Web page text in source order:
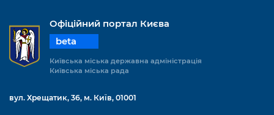
Kyiv International Relations
Річні звіти
Безбар'єрність
Портал Захисників та Захисниць
Безбар'єрність
Портал послуг
Міський застосунок Київ Цифровий
Важливе під час воєнного стану
Портал даних Києва
Публічні дашборди
Офіційний портал Києва
beta
Київська міська державна адміністрація
Київська міська рада
вул. Хрещатик, 36, м. Київ, 01001